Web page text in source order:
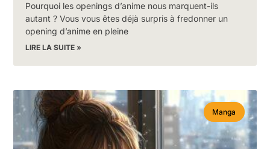
Pourquoi les openings d’anime nous marquent-ils
autant ? Vous vous êtes déjà surpris à fredonner un
opening d’anime en pleine
LIRE LA SUITE »
Manga